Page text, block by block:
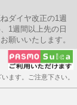
ダイヤ改正の1週
1週間以上先の日
願いいたします。
ます。ご注意下さい。